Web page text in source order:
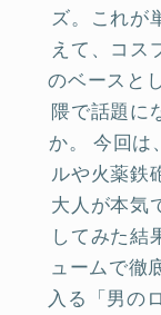
ズ。これが
えて、コス
のベースと
隈で話題に
か。 今回は
ルや火薬鉄
大人が本気
してみた結
ュームで徹
入る「男の